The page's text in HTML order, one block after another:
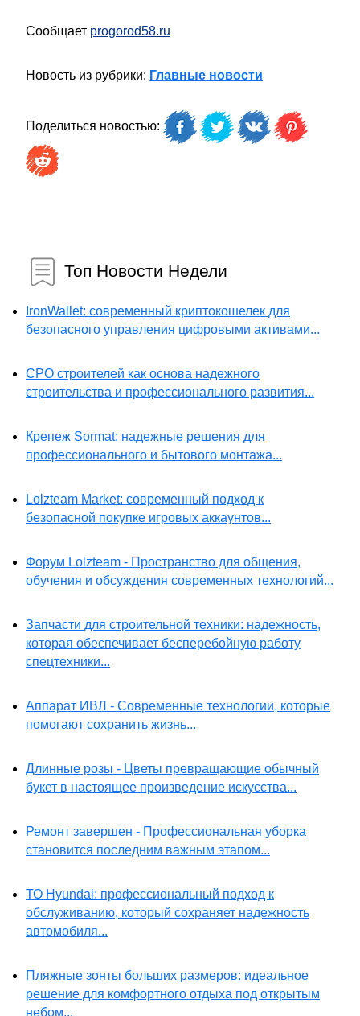
Сообщает progorod58.ru
Новость из рубрики: Главные новости
Поделиться новостью:
Топ Новости Недели
IronWallet: современный криптокошелек для
безопасного управления цифровыми активами...
СРО строителей как основа надежного
строительства и профессионального развития...
Крепеж Sormat: надежные решения для
профессионального и бытового монтажа...
Lolzteam Market: современный подход к
безопасной покупке игровых аккаунтов...
Форум Lolzteam - Пространство для общения,
обучения и обсуждения современных технологий...
Запчасти для строительной техники: надежность,
которая обеспечивает бесперебойную работу
спецтехники...
Аппарат ИВЛ - Современные технологии, которые
помогают сохранить жизнь...
Длинные розы - Цветы превращающие обычный
букет в настоящее произведение искусства...
Ремонт завершен - Профессиональная уборка
становится последним важным этапом...
ТО Hyundai: профессиональный подход к
обслуживанию, который сохраняет надежность
автомобиля...
Пляжные зонты больших размеров: идеальное
решение для комфортного отдыха под открытым
небом...